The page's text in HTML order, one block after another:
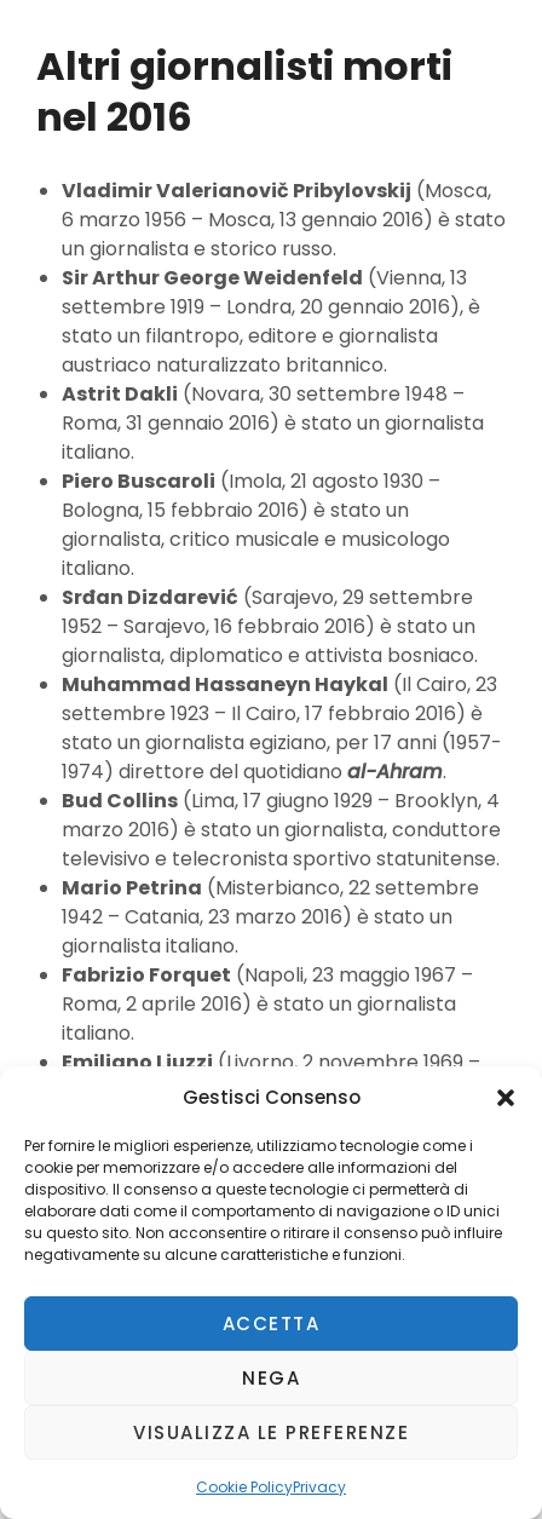
Gestisci Consenso
Per fornire le migliori esperienze, utilizziamo tecnologie come i
cookie per memorizzare e/o accedere alle informazioni del
dispositivo. Il consenso a queste tecnologie ci permetterà di
elaborare dati come il comportamento di navigazione o ID unici
su questo sito. Non acconsentire o ritirare il consenso può influire
negativamente su alcune caratteristiche e funzioni.
ACCETTA
NEGA
VISUALIZZA LE PREFERENZE
Cookie PolicyPrivacy
Altri giornalisti morti
nel 2016
Vladimir Valerianovič Pribylovskij (Mosca,
6 marzo 1956 – Mosca, 13 gennaio 2016) è stato
un giornalista e storico russo.
Sir Arthur George Weidenfeld (Vienna, 13
settembre 1919 – Londra, 20 gennaio 2016), è
stato un filantropo, editore e giornalista
austriaco naturalizzato britannico.
Astrit Dakli (Novara, 30 settembre 1948 –
Roma, 31 gennaio 2016) è stato un giornalista
italiano.
Piero Buscaroli (Imola, 21 agosto 1930 –
Bologna, 15 febbraio 2016) è stato un
giornalista, critico musicale e musicologo
italiano.
Srđan Dizdarević (Sarajevo, 29 settembre
1952 – Sarajevo, 16 febbraio 2016) è stato un
giornalista, diplomatico e attivista bosniaco.
Muhammad Hassaneyn Haykal (Il Cairo, 23
settembre 1923 – Il Cairo, 17 febbraio 2016) è
stato un giornalista egiziano, per 17 anni (1957-
1974) direttore del quotidiano al-Ahram.
Bud Collins (Lima, 17 giugno 1929 – Brooklyn, 4
marzo 2016) è stato un giornalista, conduttore
televisivo e telecronista sportivo statunitense.
Mario Petrina (Misterbianco, 22 settembre
1942 – Catania, 23 marzo 2016) è stato un
giornalista italiano.
Fabrizio Forquet (Napoli, 23 maggio 1967 –
Roma, 2 aprile 2016) è stato un giornalista
italiano.
Emiliano Liuzzi (Livorno, 2 novembre 1969 –
Roma, 6 aprile 2016) è stato un giornalista
Arturo Colombo(Milano, 1934 – Milano, 6
giugno 2016) è stato uno storico e giornalista
italiano.
Michael Herr(Syracuse, 13 aprile 1940 – New
York, 23 giugno 2016) è stato un giornalista e
sceneggiatore statunitense.
Gianfranco Bianco(Borgo San Dalmazzo, 4
marzo 1952 – Busca, 28 giugno 2016) è stato un
Roma, 1º luglio 2016) è stato un giornalista
Giorgio Gualerzi(Torino, 7 dicembre 1930 –